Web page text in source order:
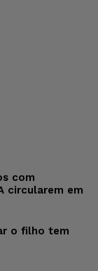
com
circularem em
o filho tem